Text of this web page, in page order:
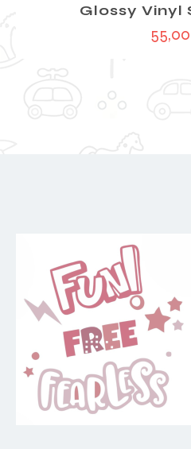
Glossy Vinyl
55,00